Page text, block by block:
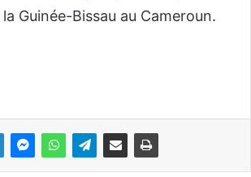
Guinée-Bissau au Cameroun.